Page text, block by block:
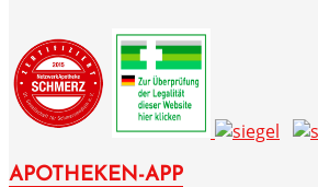
APOTHEKEN-APP